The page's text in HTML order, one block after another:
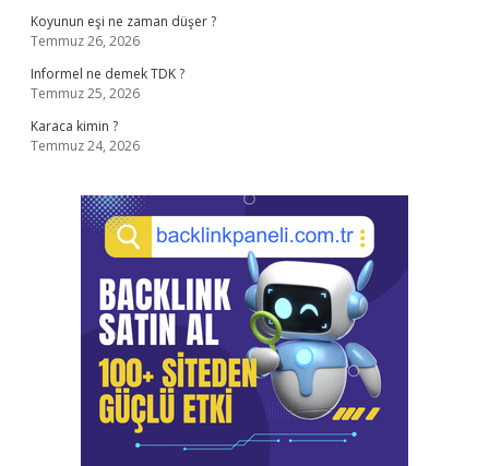
Koyunun eşi ne zaman düşer ?
Temmuz 26, 2026
Informel ne demek TDK ?
Temmuz 25, 2026
Karaca kimin ?
Temmuz 24, 2026